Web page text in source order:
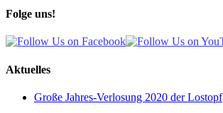
Folge uns!
Aktuelles
Große Jahres-Verlosung 2020 der Lostopf